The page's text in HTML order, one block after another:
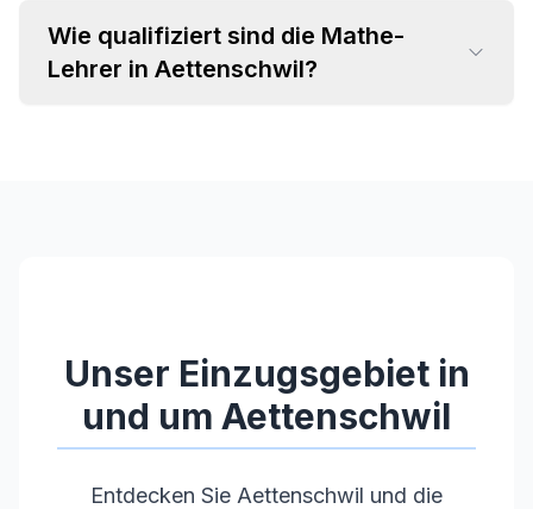
•
Analysis und Differentialrechnung
• Einzelstunden ab CHF 35 pro Stunde
• Attraktive Paketpreise verfügbar
Wie qualifiziert sind die Mathe-
Lehrer in Aettenschwil?
Unser Einzugsgebiet in
und um Aettenschwil
Entdecken Sie Aettenschwil und die